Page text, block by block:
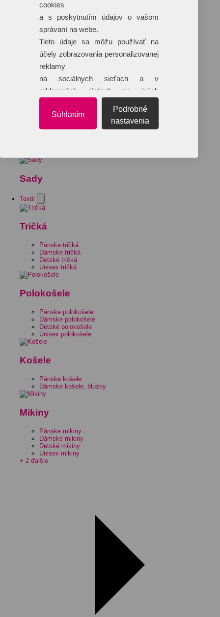
Sady
Textil
Tričká
Pánske tričká
Dámske tričká
Detské tričká
Unisex tričká
Polokošele
Pánske polokošele
Dámske polokošele
Detské polokošele
Unisex polokošele
Košele
Pánske košele
Dámske košele, blúzky
Mikiny
Pánske mikiny
Dámske mikiny
Detské mikiny
Unisex mikiny
+ 2 ďalšie
cookies
a s poskytnutím údajov o vašom
správaní na webe.
Tieto údaje sa môžu používať na
účely zobrazovania personalizovanej
reklamy
na sociálnych sieťach a v
reklamných sieťach na iných
Súhlasím
Podrobné
nastavenia